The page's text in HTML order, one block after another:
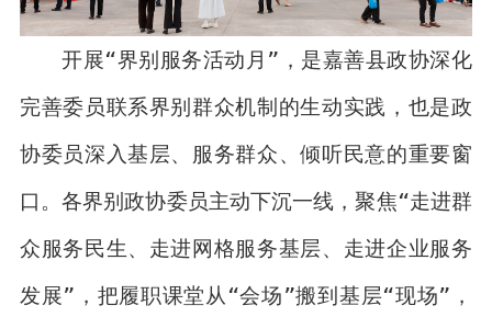
开展“界别服务活动月”，是嘉善县政协深化
完善委员联系界别群众机制的生动实践，也是政
协委员深入基层、服务群众、倾听民意的重要窗
口。各界别政协委员主动下沉一线，聚焦“走进群
众服务民生、走进网格服务基层、走进企业服务
发展”，把履职课堂从“会场”搬到基层“现场”，